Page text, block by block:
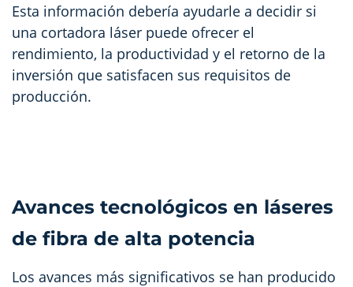
Esta información debería ayudarle a decidir si
una cortadora láser puede ofrecer el
rendimiento, la productividad y el retorno de la
inversión que satisfacen sus requisitos de
producción.
Avances tecnológicos en láseres
de fibra de alta potencia
Los avances más significativos se han producido